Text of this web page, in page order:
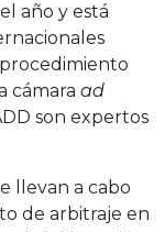
año y está
cámara ad
son expertos
llevan a cabo
de arbitraje en